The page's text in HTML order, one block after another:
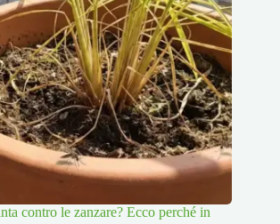
contro le zanzare? Ecco perché in